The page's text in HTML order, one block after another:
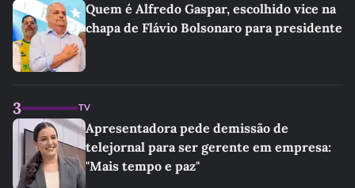
Quem é Alfredo Gaspar, escolhido vice na
chapa de Flávio Bolsonaro para presidente
3 TV
Apresentadora pede demissão de
telejornal para ser gerente em empresa:
"Mais tempo e paz"